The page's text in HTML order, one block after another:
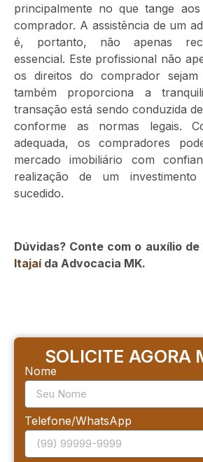
principalmente no que tange
comprador. A assistência de um
é, portanto, não apenas
essencial. Este profissional não
os direitos do comprador sejam
também proporciona a
transação está sendo conduzida
conforme as normas legais.
adequada, os compradores
mercado imobiliário com
realização de um
sucedido.
Dúvidas? Conte com o auxílio de
Itajaída Advocacia MK.
SOLICITE AGORA
Nome
Telefone/WhatsApp